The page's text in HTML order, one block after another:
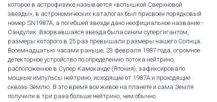
которое в астрофизике называется «вспышкой Сверхновой
звезды», в астрономических каталогах был присвоен порядковый
номер SN1987А, а погибшей звезде дано неофициальное название -
Сандулик. Взорвавшаяся звезда была синим супергигантом,
размеры которого в 25 раз превышали размеры нашего Солнца.
Восемнадцатью часами раньше, 23 февраля 1987 года, огромное
детекторное устройство по определению потока нейтрино,
расположенное в Супер Камоканде (Япония), зафиксировало
мощные импульсы нейтрино, исходящие от 1987А и проходящие
сквозь Землю. В это время все живое на планете и сама Земля
получили в три раза больше нейтрино, чем обычно.